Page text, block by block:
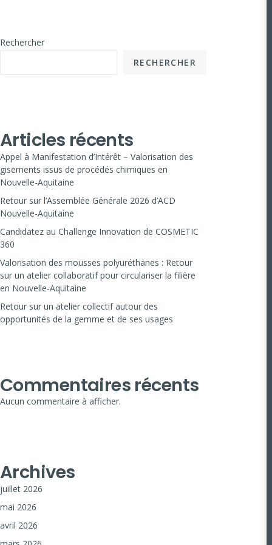
Rechercher
RECHERCHER
Articles récents
Appel à Manifestation d’Intérêt – Valorisation des
gisements issus de procédés chimiques en
Nouvelle-Aquitaine
Retour sur l’Assemblée Générale 2026 d’ACD
Nouvelle-Aquitaine
Candidatez au Challenge Innovation de COSMETIC
360
Valorisation des mousses polyuréthanes : Retour
sur un atelier collaboratif pour circulariser la filière
en Nouvelle-Aquitaine
Retour sur un atelier collectif autour des
opportunités de la gemme et de ses usages
Commentaires récents
Aucun commentaire à afficher.
Archives
juillet 2026
mai 2026
avril 2026